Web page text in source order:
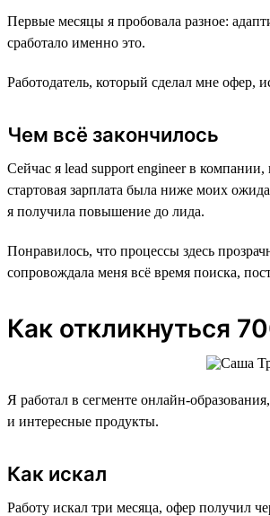
Первые месяцы я пробовала разное:
сработало именно это.
Работодатель, который сделал мне
Чем всё закончилось
Сейчас я lead support engineer в
стартовая зарплата была ниже моих
я получила повышение до лида.
Понравилось, что процессы здесь
сопровождала меня всё время поиска,
Как откликнуться
Я работал в сегменте онлайн-
и интересные продукты.
Как искал
Работу искал три месяца, офер получил